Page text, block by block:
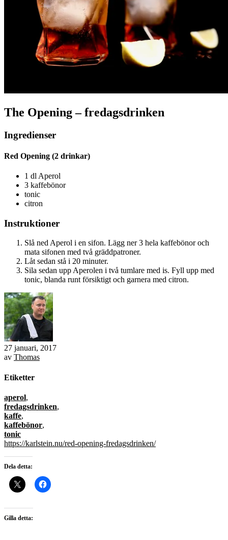
The Opening – fredagsdrinken
Ingredienser
Red Opening (2 drinkar)
1 dl Aperol
3 kaffebönor
tonic
citron
Instruktioner
Slå ned Aperol i en sifon. Lägg ner 3 hela kaffebönor och
mata sifonen med två gräddpatroner.
Låt sedan stå i 20 minuter.
Sila sedan upp Aperolen i två tumlare med is. Fyll upp med
tonic, blanda runt försiktigt och garnera med citron.
27 januari, 2017
av Thomas
Etiketter
aperol,
fredagsdrinken,
kaffe,
kaffebönor,
tonic
https://karlstein.nu/red-opening-fredagsdrinken/
Dela detta:
Gilla detta: